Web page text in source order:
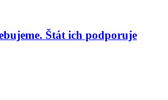
Štát ich podporuje